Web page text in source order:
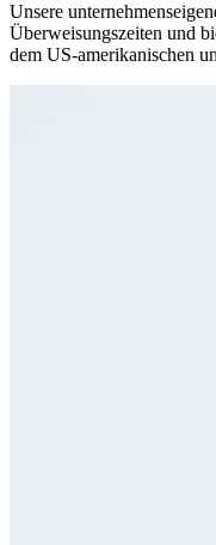
Unsere
Überweisungszeiten und
dem US-amerikanischen